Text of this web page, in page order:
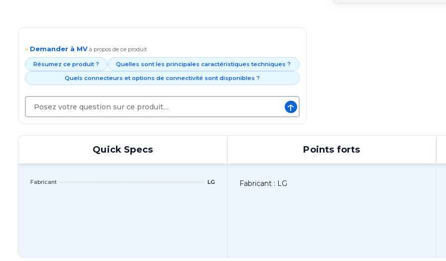
⚡ Demander à MV à propos de ce produit
Résumez ce produit ?
Quelles sont les principales caractéristiques techniques ?
Quels connecteurs et options de connectivité sont disponibles ?
↑
Quick Specs
Fabricant LG
Points forts
Fabricant : LG